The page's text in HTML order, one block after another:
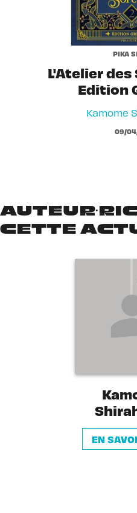
PIKA
L'Atelier des
Edition
Kamome
09/
CETTE
EN